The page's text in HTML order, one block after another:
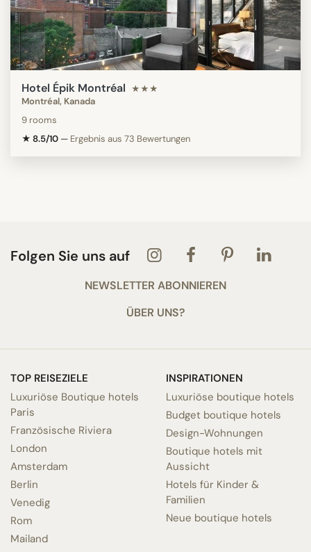
Hotel Épik Montréal ★★★
Montréal, Kanada
9 rooms
★ 8.5/10 — Ergebnis aus 73 Bewertungen
Folgen Sie uns auf
NEWSLETTER ABONNIEREN
ÜBER UNS?
TOP REISEZIELE
Luxuriöse Boutique hotels
Paris
Französische Riviera
London
Amsterdam
Berlin
Venedig
Rom
Mailand
INSPIRATIONEN
Luxuriöse boutique hotels
Budget boutique hotels
Design-Wohnungen
Boutique hotels mit
Aussicht
Hotels für Kinder &
Familien
Neue boutique hotels